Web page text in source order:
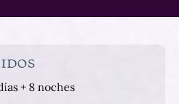
+ 8 noches